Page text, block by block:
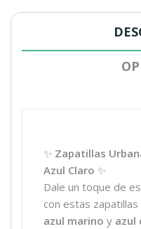
✨ Zapatillas
Azul Claro ✨
Dale un toque de
con estas
azul marino y azul